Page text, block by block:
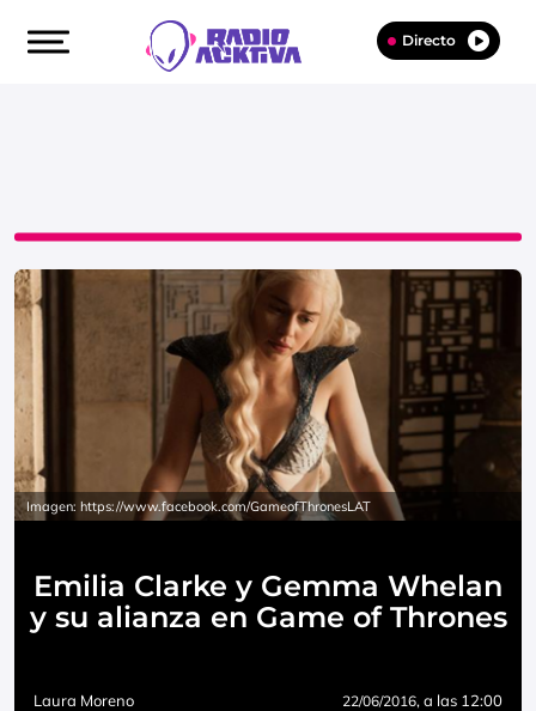
Directo
Imagen: https://www.facebook.com/GameofThronesLAT
Emilia Clarke y Gemma Whelan
y su alianza en Game of Thrones
Laura Moreno 22/06/2016, a las 12:00